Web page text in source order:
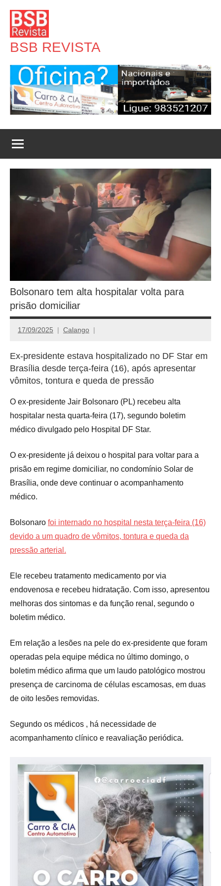
para
conteúdo
BSB REVISTA
Bolsonaro tem alta hospitalar volta para
prisão domiciliar
17/09/2025 Calango
Ex-presidente estava hospitalizado no DF Star em
Brasília desde terça-feira (16), após apresentar
vômitos, tontura e queda de pressão
O ex-presidente Jair Bolsonaro (PL) recebeu alta
hospitalar nesta quarta-feira (17), segundo boletim
médico divulgado pelo Hospital DF Star.
O ex-presidente já deixou o hospital para voltar para a
prisão em regime domiciliar, no condomínio Solar de
Brasília, onde deve continuar o acompanhamento
médico.
Bolsonaro foi internado no hospital nesta terça-feira (16)
devido a um quadro de vômitos, tontura e queda da
pressão arterial.
Ele recebeu tratamento medicamento por via
endovenosa e recebeu hidratação. Com isso, apresentou
melhoras dos sintomas e da função renal, segundo o
boletim médico.
Em relação a lesões na pele do ex-presidente que foram
operadas pela equipe médica no último domingo, o
boletim médico afirma que um laudo patológico mostrou
presença de carcinoma de células escamosas, em duas
de oito lesões removidas.
Segundo os médicos , há necessidade de
acompanhamento clínico e reavaliação periódica.